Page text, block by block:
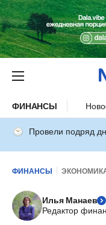
ФИНАНСЫ
Провели подряд
ФИНАНСЫ
Илья Манаев
Редактор